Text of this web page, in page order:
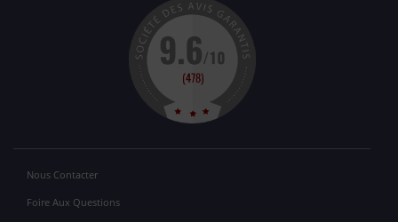
Nous Contacter
Foire Aux Questions